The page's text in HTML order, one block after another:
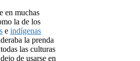
en muchas
la de los
e indígenas
la prenda
las culturas
de usarse en